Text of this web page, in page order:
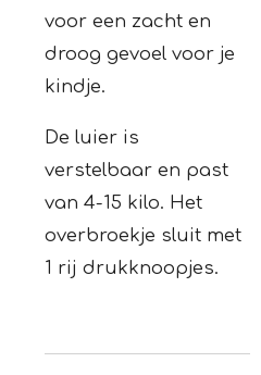
voor een zacht en
droog gevoel voor je
kindje.
De luier is
verstelbaar en past
van 4-15 kilo. Het
overbroekje sluit met
1 rij drukknoopjes.